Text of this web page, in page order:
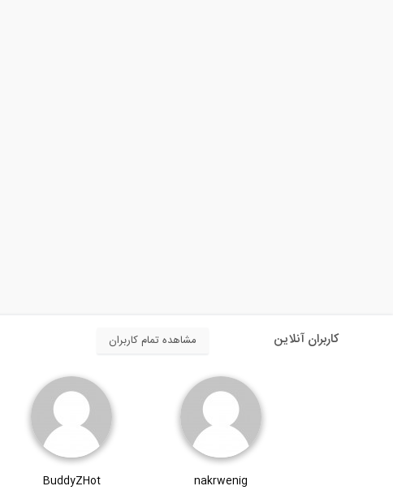
کاربران آنلاین مشاهده تمام کاربران
nakrwenig
BuddyZHot